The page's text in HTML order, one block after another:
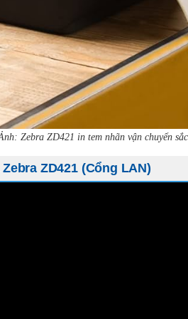
Zebra ZD421 in tem nhãn vận chuyển
ZD421 (Cổng LAN)